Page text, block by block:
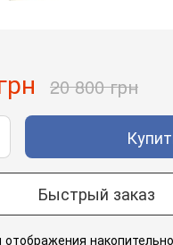
20 800 грн
Быстрый заказ
отображения